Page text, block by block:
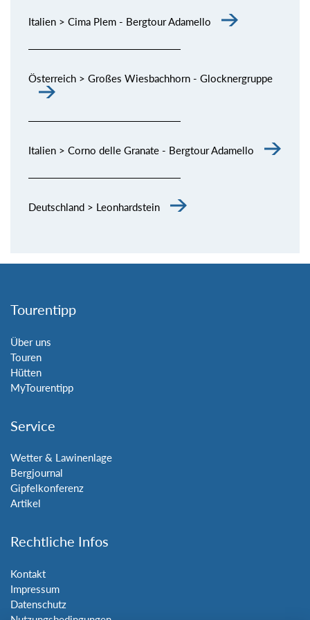
Italien > Cima Plem - Bergtour Adamello
Österreich > Großes Wiesbachhorn - Glocknergruppe
Italien > Corno delle Granate - Bergtour Adamello
Deutschland > Leonhardstein
Tourentipp
Über uns
Touren
Hütten
MyTourentipp
Service
Wetter & Lawinenlage
Bergjournal
Gipfelkonferenz
Artikel
Rechtliche Infos
Kontakt
Impressum
Datenschutz